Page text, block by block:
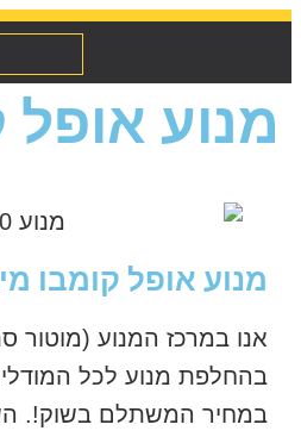
מנוע אופל
מנוע אופל קומבו
אנו במרכז המנוע (מוטור
בהחלפת מנוע לכל
במחיר המשתלם בשוק!.